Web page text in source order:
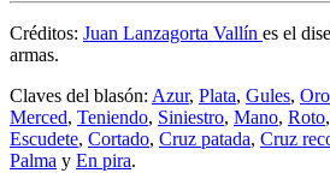
Créditos: Juan Lanzagorta Vallín es el
armas.
Claves del blasón: Azur, Plata, Gules, Oro
Merced, Teniendo, Siniestro, Mano, Roto,
Escudete, Cortado, Cruz patada, Cruz
Palma y En pira.